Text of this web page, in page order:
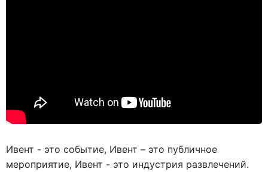
Ивент - это событие, Ивент – это публичное
мероприятие, Ивент - это индустрия развлечений.